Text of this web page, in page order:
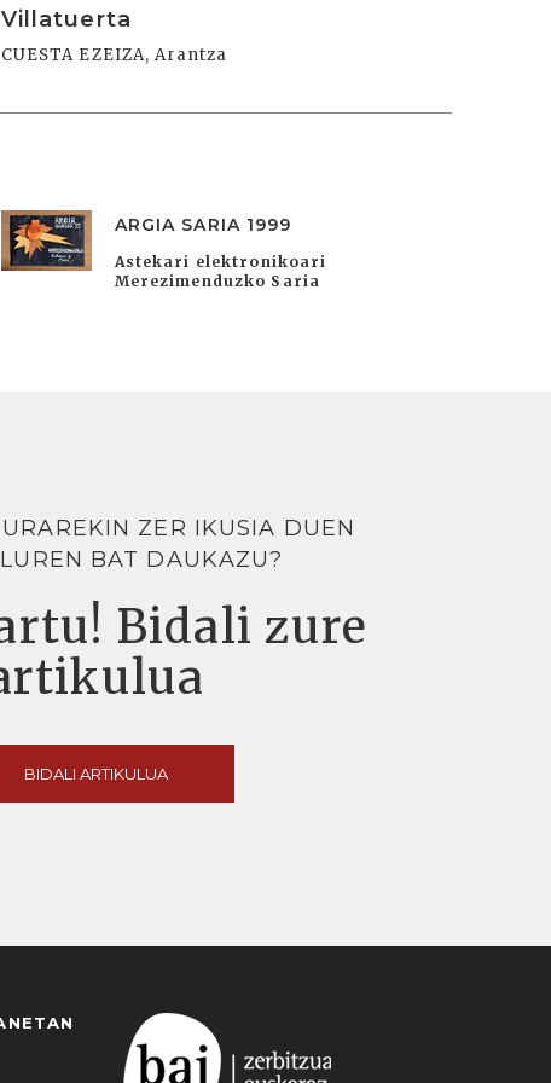
Villatuerta
CUESTA EZEIZA, Arantza
ARGIA SARIA 1999
Astekari elektronikoari
Merezimenduzko Saria
ZER IKUSIA DUEN
BAT DAUKAZU?
Bidali zure
BIDALI ARTIKULUA